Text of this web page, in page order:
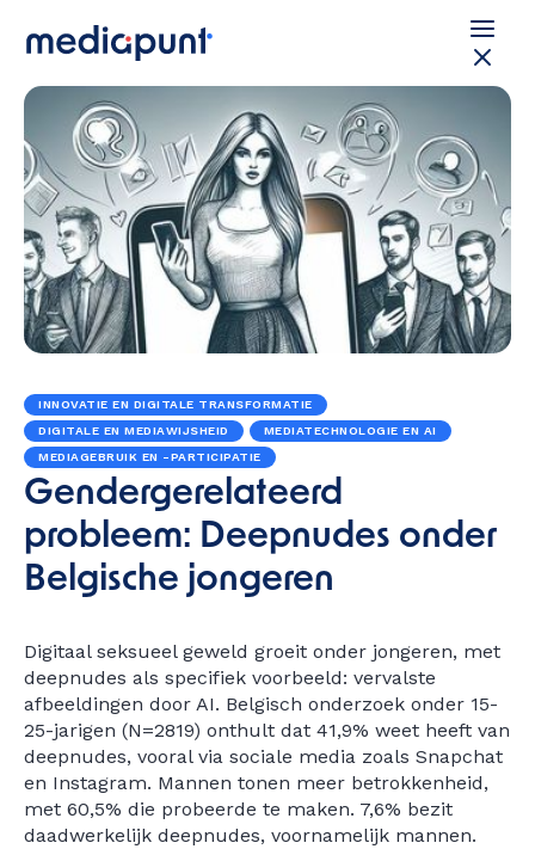
INNOVATIE EN DIGITALE TRANSFORMATIE
DIGITALE EN MEDIAWIJSHEID
MEDIATECHNOLOGIE EN AI
MEDIAGEBRUIK EN -PARTICIPATIE
Gendergerelateerd
probleem: Deepnudes onder
Belgische jongeren
Digitaal seksueel geweld groeit onder jongeren, met
deepnudes als specifiek voorbeeld: vervalste
afbeeldingen door AI. Belgisch onderzoek onder 15-
25-jarigen (N=2819) onthult dat 41,9% weet heeft van
deepnudes, vooral via sociale media zoals Snapchat
en Instagram. Mannen tonen meer betrokkenheid,
met 60,5% die probeerde te maken. 7,6% bezit
daadwerkelijk deepnudes, voornamelijk mannen.